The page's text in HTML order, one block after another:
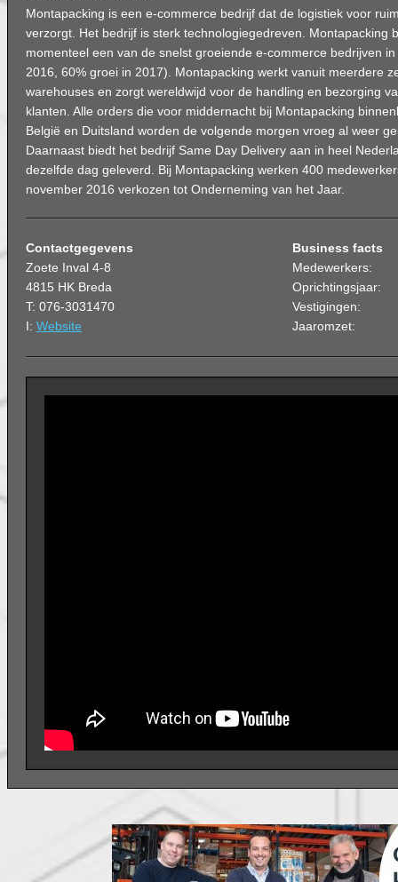
Montapacking is een e-commerce bedrijf dat de logistiek voor
verzorgt. Het bedrijf is sterk technologiegedreven. Montapacking
momenteel een van de snelst groeiende e-commerce bedrijven
2016, 60% groei in 2017). Montapacking werkt vanuit meerdere
warehouses en zorgt wereldwijd voor de handling en bezorging
klanten. Alle orders die voor middernacht bij Montapacking
België en Duitsland worden de volgende morgen vroeg al weer
Daarnaast biedt het bedrijf Same Day Delivery aan in heel
dezelfde dag geleverd. Bij Montapacking werken 400
november 2016 verkozen tot Onderneming van het Jaar.
Contactgegevens
Zoete Inval 4-8
4815 HK Breda
T: 076-3031470
I: Website
Business facts
Medewerkers:
Oprichtingsjaar:
Vestigingen:
Jaaromzet: